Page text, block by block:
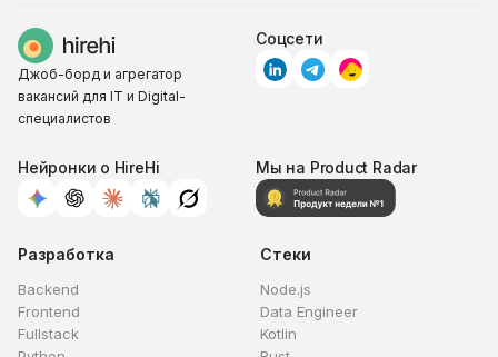
Джоб-борд и агрегатор
вакансий для IT и Digital-
специалистов
Соцсети
Нейронки о HireHi Мы на Product Radar
Разработка
Backend
Frontend
Fullstack
Стеки
Node.js
Data Engineer
Kotlin